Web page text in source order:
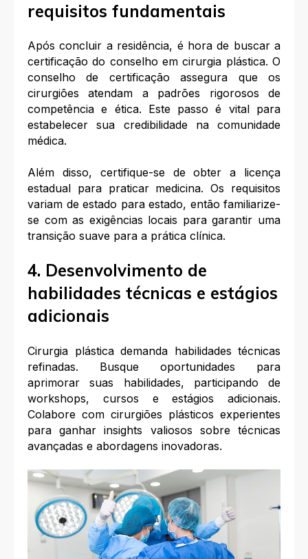
requisitos fundamentais
Após concluir a residência, é hora de buscar a
certificação do conselho em cirurgia plástica. O
conselho de certificação assegura que os
cirurgiões atendam a padrões rigorosos de
competência e ética. Este passo é vital para
estabelecer sua credibilidade na comunidade
médica.
Além disso, certifique-se de obter a licença
estadual para praticar medicina. Os requisitos
variam de estado para estado, então familiarize-
se com as exigências locais para garantir uma
transição suave para a prática clínica.
4. Desenvolvimento de
habilidades técnicas e estágios
adicionais
Cirurgia plástica demanda habilidades técnicas
refinadas. Busque oportunidades para
aprimorar suas habilidades, participando de
workshops, cursos e estágios adicionais.
Colabore com cirurgiões plásticos experientes
para ganhar insights valiosos sobre técnicas
avançadas e abordagens inovadoras.